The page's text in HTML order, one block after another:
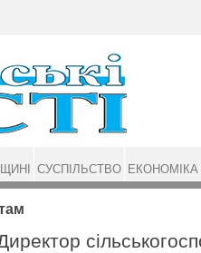
СУСПІЛЬСТВО ЕКОНОМІКА